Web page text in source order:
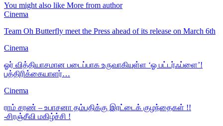
You might also like More from author
Cinema
Team Oh Butterfly meet the Press ahead of its release on March 6th
Cinema
ஓர் வித்தியாசமான படைப்பாக உருவாகியுள்ள ‘ஓ பட்டர்ஃப்ளை’!
பத்திரிக்கையாளர்…
Cinema
ராம் சரண் – உபாசனா தம்பதிக்கு இரட்டைக் குழந்தைகள் !!
-சிரஞ்சீவி மகிழ்ச்சி !